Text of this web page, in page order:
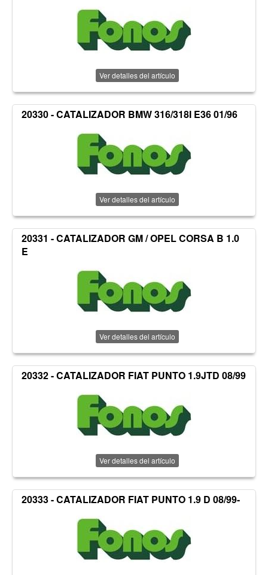
Ver detalles del artículo
20330 - CATALIZADOR BMW 316/318I E36 01/96
Ver detalles del artículo
20331 - CATALIZADOR GM / OPEL CORSA B 1.0
E
Ver detalles del artículo
20332 - CATALIZADOR FIAT PUNTO 1.9JTD 08/99
Ver detalles del artículo
20333 - CATALIZADOR FIAT PUNTO 1.9 D 08/99-